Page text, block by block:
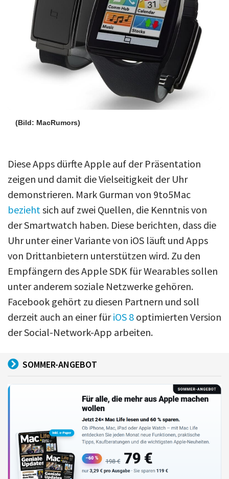
(Bild: MacRumors)
Diese Apps dürfte Apple auf der Präsentation
zeigen und damit die Vielseitigkeit der Uhr
demonstrieren. Mark Gurman von 9to5Mac
bezieht sich auf zwei Quellen, die Kenntnis von
der Smartwatch haben. Diese berichten, dass die
Uhr unter einer Variante von iOS läuft und Apps
von Drittanbietern unterstützen wird. Zu den
Empfängern des Apple SDK für Wearables sollen
unter anderem soziale Netzwerke gehören.
Facebook gehört zu diesen Partnern und soll
derzeit auch an einer füriOS 8 optimierten Version
der Social-Network-App arbeiten.
SOMMER-ANGEBOT